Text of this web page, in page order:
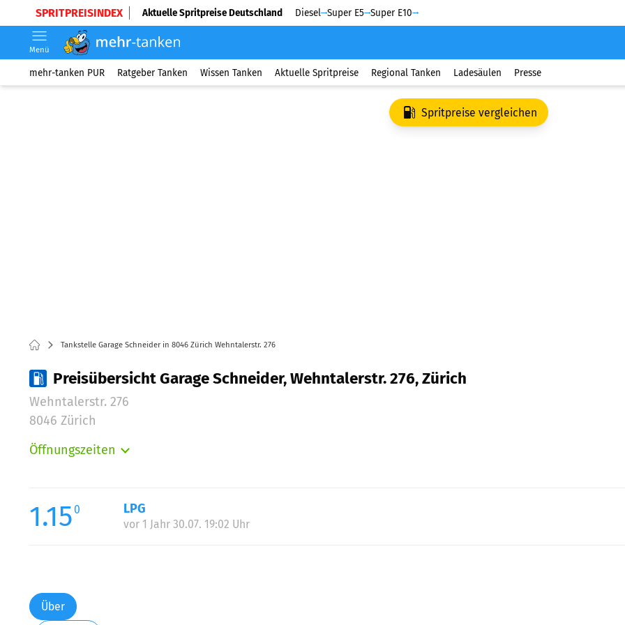
SPRITPREISINDEX Aktuelle Spritpreise Deutschland Diesel Super E5 Super E10
Menü
mehr-tanken PUR Ratgeber Tanken Wissen Tanken Aktuelle Spritpreise Regional Tanken Ladesäulen Presse
Spritpreise vergleichen
Tankstelle Garage Schneider in 8046 Zürich Wehntalerstr. 276
Preisübersicht Garage Schneider, Wehntalerstr. 276, Zürich
Wehntalerstr. 276
8046 Zürich
Öffnungszeiten
Mittwoch:
Donnerstag:
1.150 LPG
vor 1 Jahr 30.07. 19:02 Uhr
Über